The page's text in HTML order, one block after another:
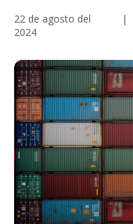
22 de agosto del
2024
|